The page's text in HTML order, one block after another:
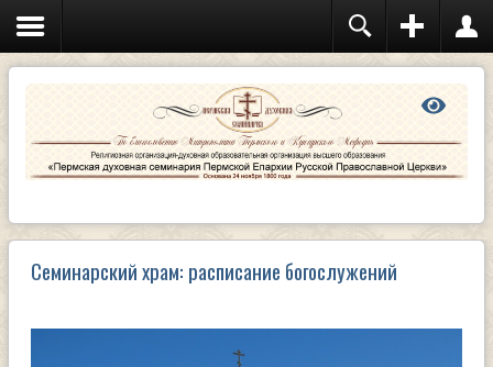
Семинарский храм: расписание богослужений